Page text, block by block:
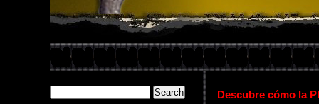
Descubre cómo la